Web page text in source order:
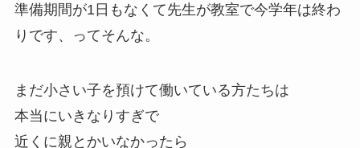
準備期間が1日もなくて先生が教室で今学年は終わ
りです、ってそんな。
まだ小さい子を預けて働いている方たちは
本当にいきなりすぎで
近くに親とかいなかったら